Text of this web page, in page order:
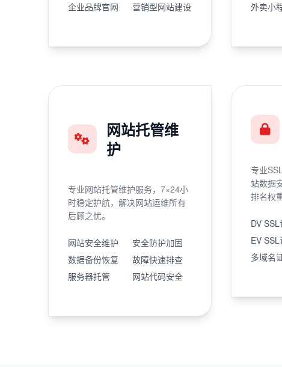
企业品牌官网
营销型网站建设
外卖小
网站托管维
护
专业网站托管维护服务，7×24小
时稳定护航，解决网站运维所有
后顾之忧。
网站安全维护
安全防护加固
数据备份恢复
故障快速排查
服务器托管
网站代码安全
专业
站数据
排名权
DV
EV
多域名